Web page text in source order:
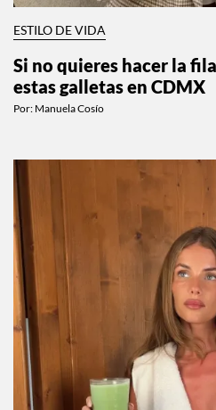
ESTILO DE VIDA
Si no quieres hacer la
estas galletas en CDMX
Por: Manuela Cosío